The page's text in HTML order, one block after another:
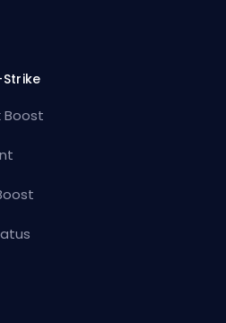
Boost